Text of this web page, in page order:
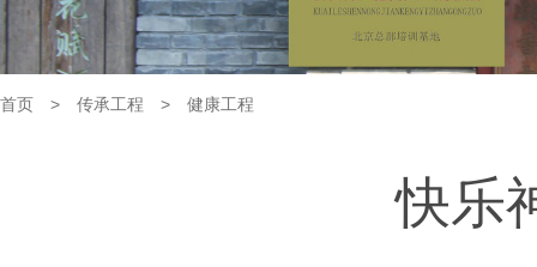
首页 > 传承工程 > 健康工程
快乐